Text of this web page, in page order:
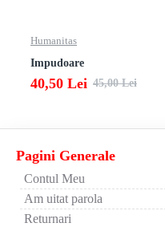
Humanitas
Impudoare
40,50 Lei 45,00 Lei
Pagini Generale
Contul Meu
Am uitat parola
Returnari